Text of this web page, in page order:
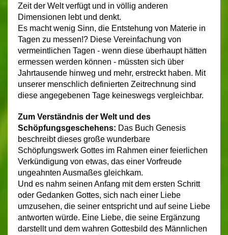
Zeit der Welt verfügt und in völlig anderen
Dimensionen lebt und denkt.
Es macht wenig Sinn, die Entstehung von Materie in
Tagen zu messen!? Diese Vereinfachung von
vermeintlichen Tagen - wenn diese überhaupt hätten
ermessen werden können - müssten sich über
Jahrtausende hinweg und mehr, erstreckt haben. Mit
unserer menschlich definierten Zeitrechnung sind
diese angegebenen Tage keineswegs vergleichbar.
Zum Verständnis der Welt und des
Schöpfungsgeschehens: Das Buch Genesis
beschreibt dieses große wunderbare
Schöpfungswerk Gottes im Rahmen einer feierlichen
Verkündigung von etwas, das einer Vorfreude
ungeahnten Ausmaßes gleichkam.
Und es nahm seinen Anfang mit dem ersten Schritt
oder Gedanken Gottes, sich nach einer Liebe
umzusehen, die seiner entspricht und auf seine Liebe
antworten würde. Eine Liebe, die seine Ergänzung
darstellt und dem wahren Gottesbild des Männlichen